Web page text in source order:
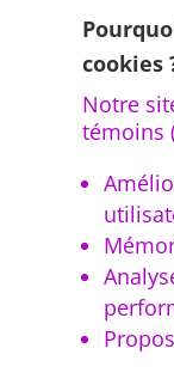
cookies
Notre
témoins